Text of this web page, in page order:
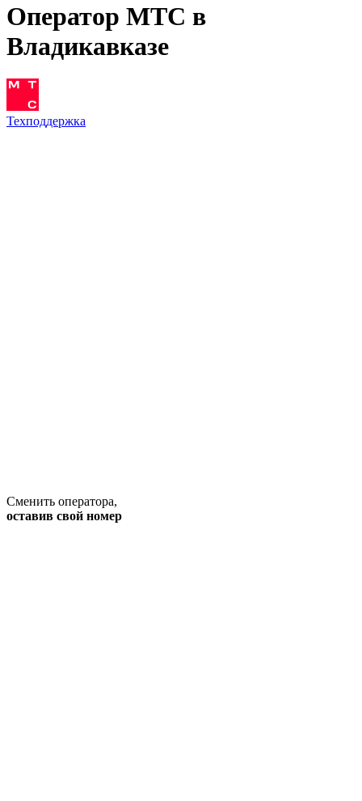
Оператор МТС в
Владикавказе
Техподдержка
Сменить оператора,
оставив свой номер